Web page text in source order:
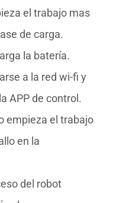
el trabajo mas
de carga.
la batería.
a la red wi-fi y
APP de control.
empieza el trabajo
en la
del robot